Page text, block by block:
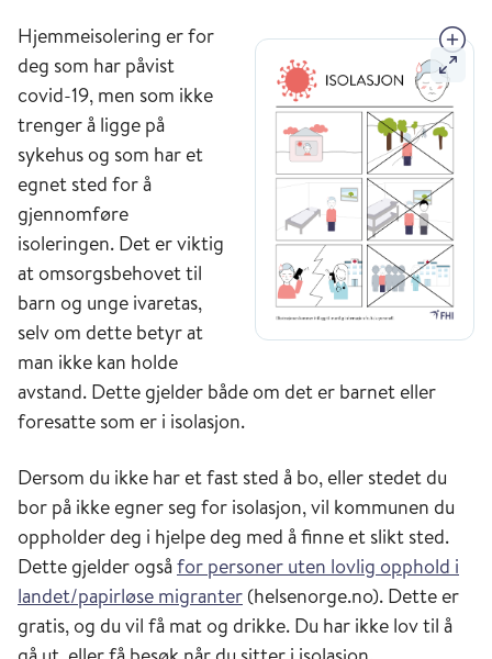
Hjemmeisolering er for
deg som har påvist
covid-19, men som ikke
trenger å ligge på
sykehus og som har et
egnet sted for å
gjennomføre
isoleringen. Det er viktig
at omsorgsbehovet til
barn og unge ivaretas,
selv om dette betyr at
man ikke kan holde
avstand. Dette gjelder både om det er barnet eller
foresatte som er i isolasjon.
Dersom du ikke har et fast sted å bo, eller stedet du
bor på ikke egner seg for isolasjon, vil kommunen du
oppholder deg i hjelpe deg med å finne et slikt sted.
Dette gjelder ogsåfor personer uten lovlig opphold i
landet/papirløse migranter (helsenorge.no). Dette er
gratis, og du vil få mat og drikke. Du har ikke lov til å